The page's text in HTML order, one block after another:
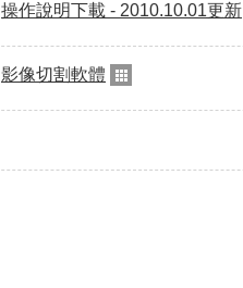
操作說明下載 - 2010.10.01更新
影像切割軟體